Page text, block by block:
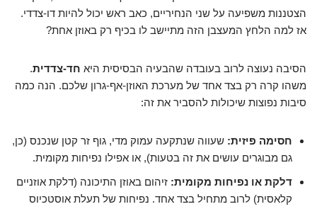
הצטננות משפיעה על שני הנחיריים, כאב ראש יכול להיות דו-צדדי.
אז למה הלחץ המעצבן הזה מתיישב לו בכיף רק באוזן אחת?
הסיבה נעוצה לרוב בעובדה שהבעיה הבסיסית היא חד-צדדית.
משהו קרה רק בצד אחד של מערכת האוזן-אף-גרון שלכם. הנה כמה
סיבות נפוצות שיכולות להסביר את זה:
חסימה פיזית: שעווה שנתקעה עמוק מדי, גוף זר קטן שנכנס (כן,
גם מבוגרים עושים את זה בטעות), או אפילו נפיחות מקומית.
דלקת או נפיחות מקומית: זיהום באוזן התיכונה (דלקת אוזניים
קלאסית) לרוב מתחיל בצד אחד. נפיחות של תעלת אוסטכיוס